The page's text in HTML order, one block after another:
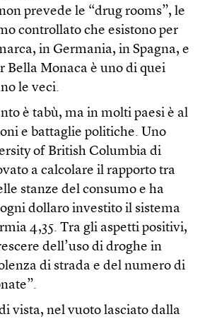
prevede le “drug rooms”, le
controllato che esistono per
in Germania, in Spagna, e
Bella Monaca è uno di quei
le veci.
è tabù, ma in molti paesi è al
e battaglie politiche. Uno
of British Columbia di
a calcolare il rapporto tra
stanze del consumo e ha
dollaro investito il sistema
4,35. Tra gli aspetti positivi,
dell’uso di droghe in
di strada e del numero di
vista, nel vuoto lasciato dalla